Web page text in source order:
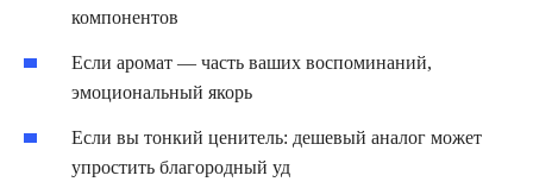
компонентов
Если аромат — часть ваших воспоминаний,
эмоциональный якорь
Если вы тонкий ценитель: дешевый аналог может
упростить благородный уд